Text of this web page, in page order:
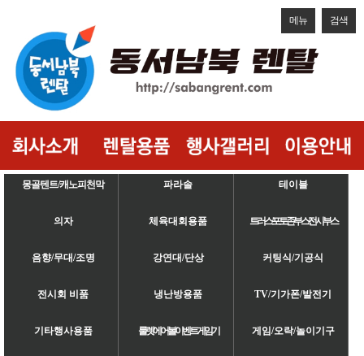
메뉴 검색
몽골텐트/캐노피천막 파라솔 테이블
의자 체육대회용품 트러스/포토존/부스/전시부스
음향/무대/조명 강연대/단상 커팅식/기공식
전시회 비품 냉난방용품 TV/기가폰/발전기
기타행사용품 룰렛/에어볼/이벤트게임기 게임/오락/놀이기구